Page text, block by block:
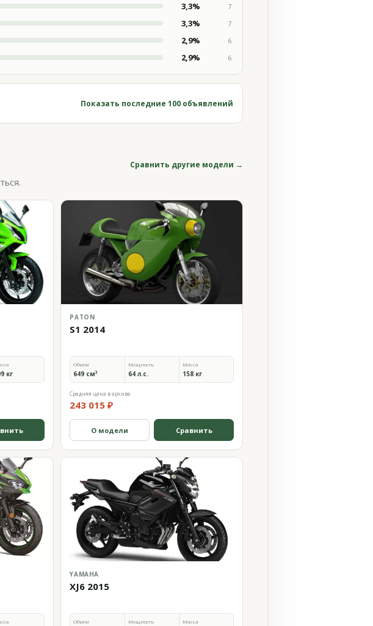
3,3%
7
3,3%
7
2,9%
6
2,9% 6
Показать последние 100 объявлений
Сравнить другие модели →
кг
PATON
S1 2014
Объём
649 см³
Мощность
64 л.с.
Масса
158 кг
Средняя цена в архиве
243 015 ₽
О модели Сравнить
YAMAHA
XJ6 2015
Объём Мощность Масса